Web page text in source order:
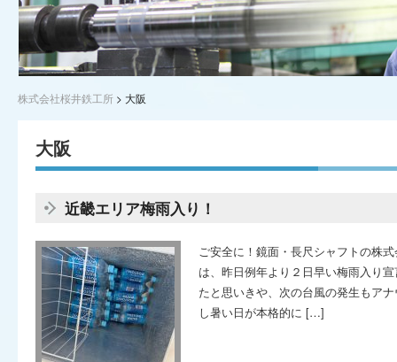
株式会社桜井鉄工所 > 大阪
大阪
近畿エリア梅雨入り！
ご安全に！鏡面・長尺シャフトの株
は、昨日例年より２日早い梅雨入り
たと思いきや、次の台風の発生もア
し暑い日が本格的に […]